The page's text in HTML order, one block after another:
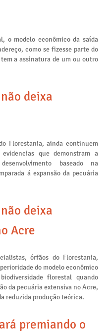
o modelo econômico da saída
como se fizesse parte do
a assinatura de um ou outro
deixa
Florestania, ainda continuem
que demonstram a
baseado na
á expansão da pecuária
deixa
Acre
órfãos do Florestania,
do modelo econômico
florestal quando
da pecuária extensiva no Acre,
reduzida produção teórica.
premiando o